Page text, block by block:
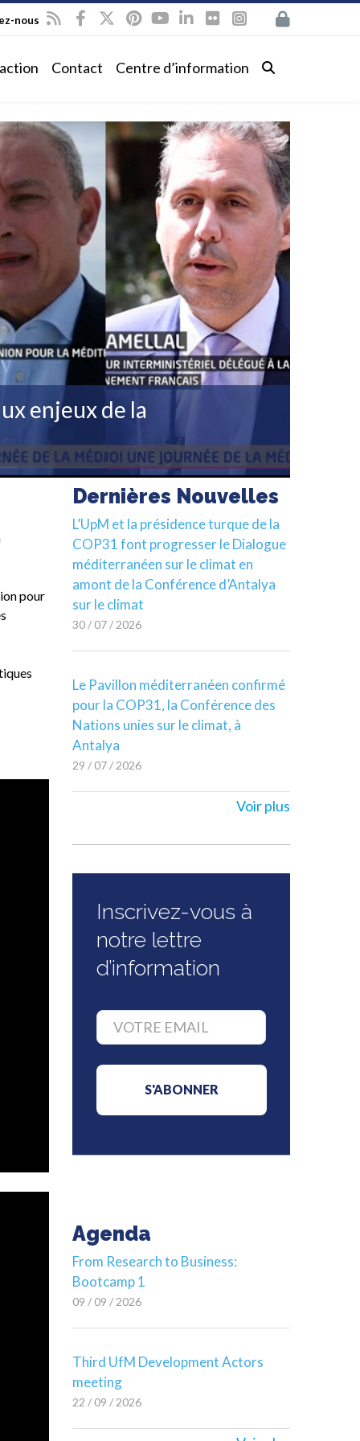
nous
Contact Centre d’information
enjeux de la
pour
Dernières Nouvelles
L’UpM et la présidence turque de la
COP31 font progresser le Dialogue
méditerranéen sur le climat en
amont de la Conférence d’Antalya
sur le climat
30 / 07 / 2026
Le Pavillon méditerranéen confirmé
pour la COP31, la Conférence des
Nations unies sur le climat, à
Antalya
29 / 07 / 2026
Voir plus
Inscrivez-vous à
notre lettre
d’information
Agenda
From Research to Business:
Bootcamp 1
09 / 09 / 2026
Third UfM Development Actors
meeting
22 / 09 / 2026